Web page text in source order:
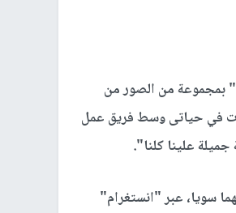
بمجموعة من الصور من
في حياتى وسط فريق عمل
علينا كلنا".
سويا، عبر "انستغرام"